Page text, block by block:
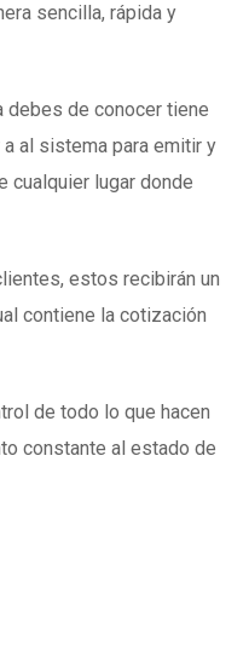
sencilla, rápida y
debes de conocer tiene
al sistema para emitir y
lugar donde
estos recibirán un
contiene la cotización
de todo lo que hacen
constante al estado de